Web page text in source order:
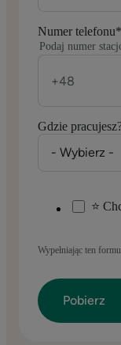
Numer telefonu*
Podaj numer
Gdzie
⭐
Wypełniając ten